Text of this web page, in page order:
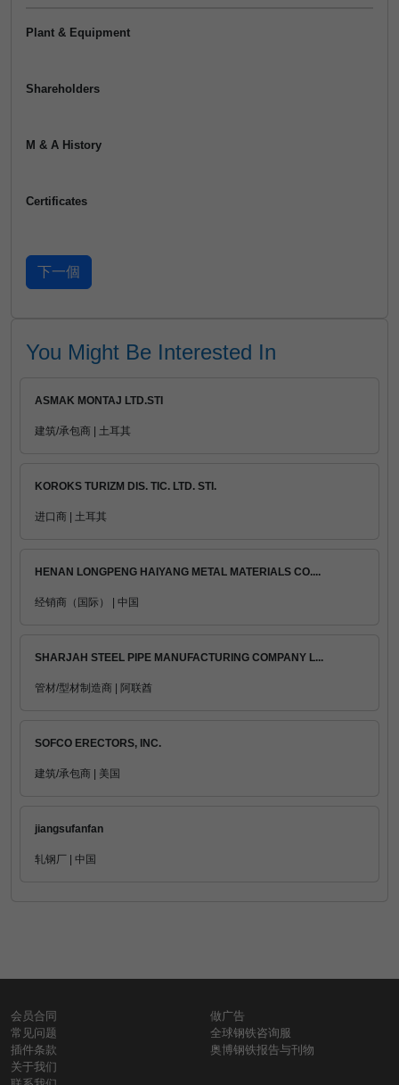
Plant & Equipment
Shareholders
M & A History
Certificates
You Might Be Interested In
ASMAK MONTAJ LTD.STI
建筑/承包商 | 土耳其
KOROKS TURIZM DIS. TIC. LTD. STI.
进口商 | 土耳其
HENAN LONGPENG HAIYANG METAL MATERIALS CO....
经销商（国际） | 中国
SHARJAH STEEL PIPE MANUFACTURING COMPANY L...
管材/型材制造商 | 阿联酋
SOFCO ERECTORS, INC.
建筑/承包商 | 美国
jiangsufanfan
轧钢厂 | 中国
会员合同
常见问题
插件条款
关于我们
做广告
全球钢铁咨询服
奥博钢铁报告与刊物